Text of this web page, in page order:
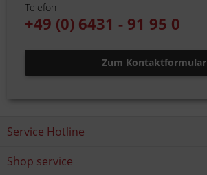
Telefon
+49 (0) 6431 - 91 95 0
Zum Kontaktformular
Service Hotline
Shop service